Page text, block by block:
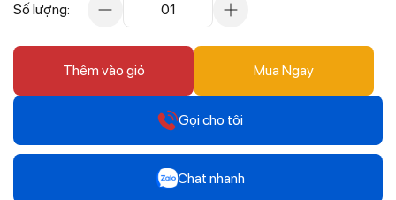
Số lượng: 01
Thêm vào giỏ Mua Ngay
Gọi cho tôi
Chat nhanh